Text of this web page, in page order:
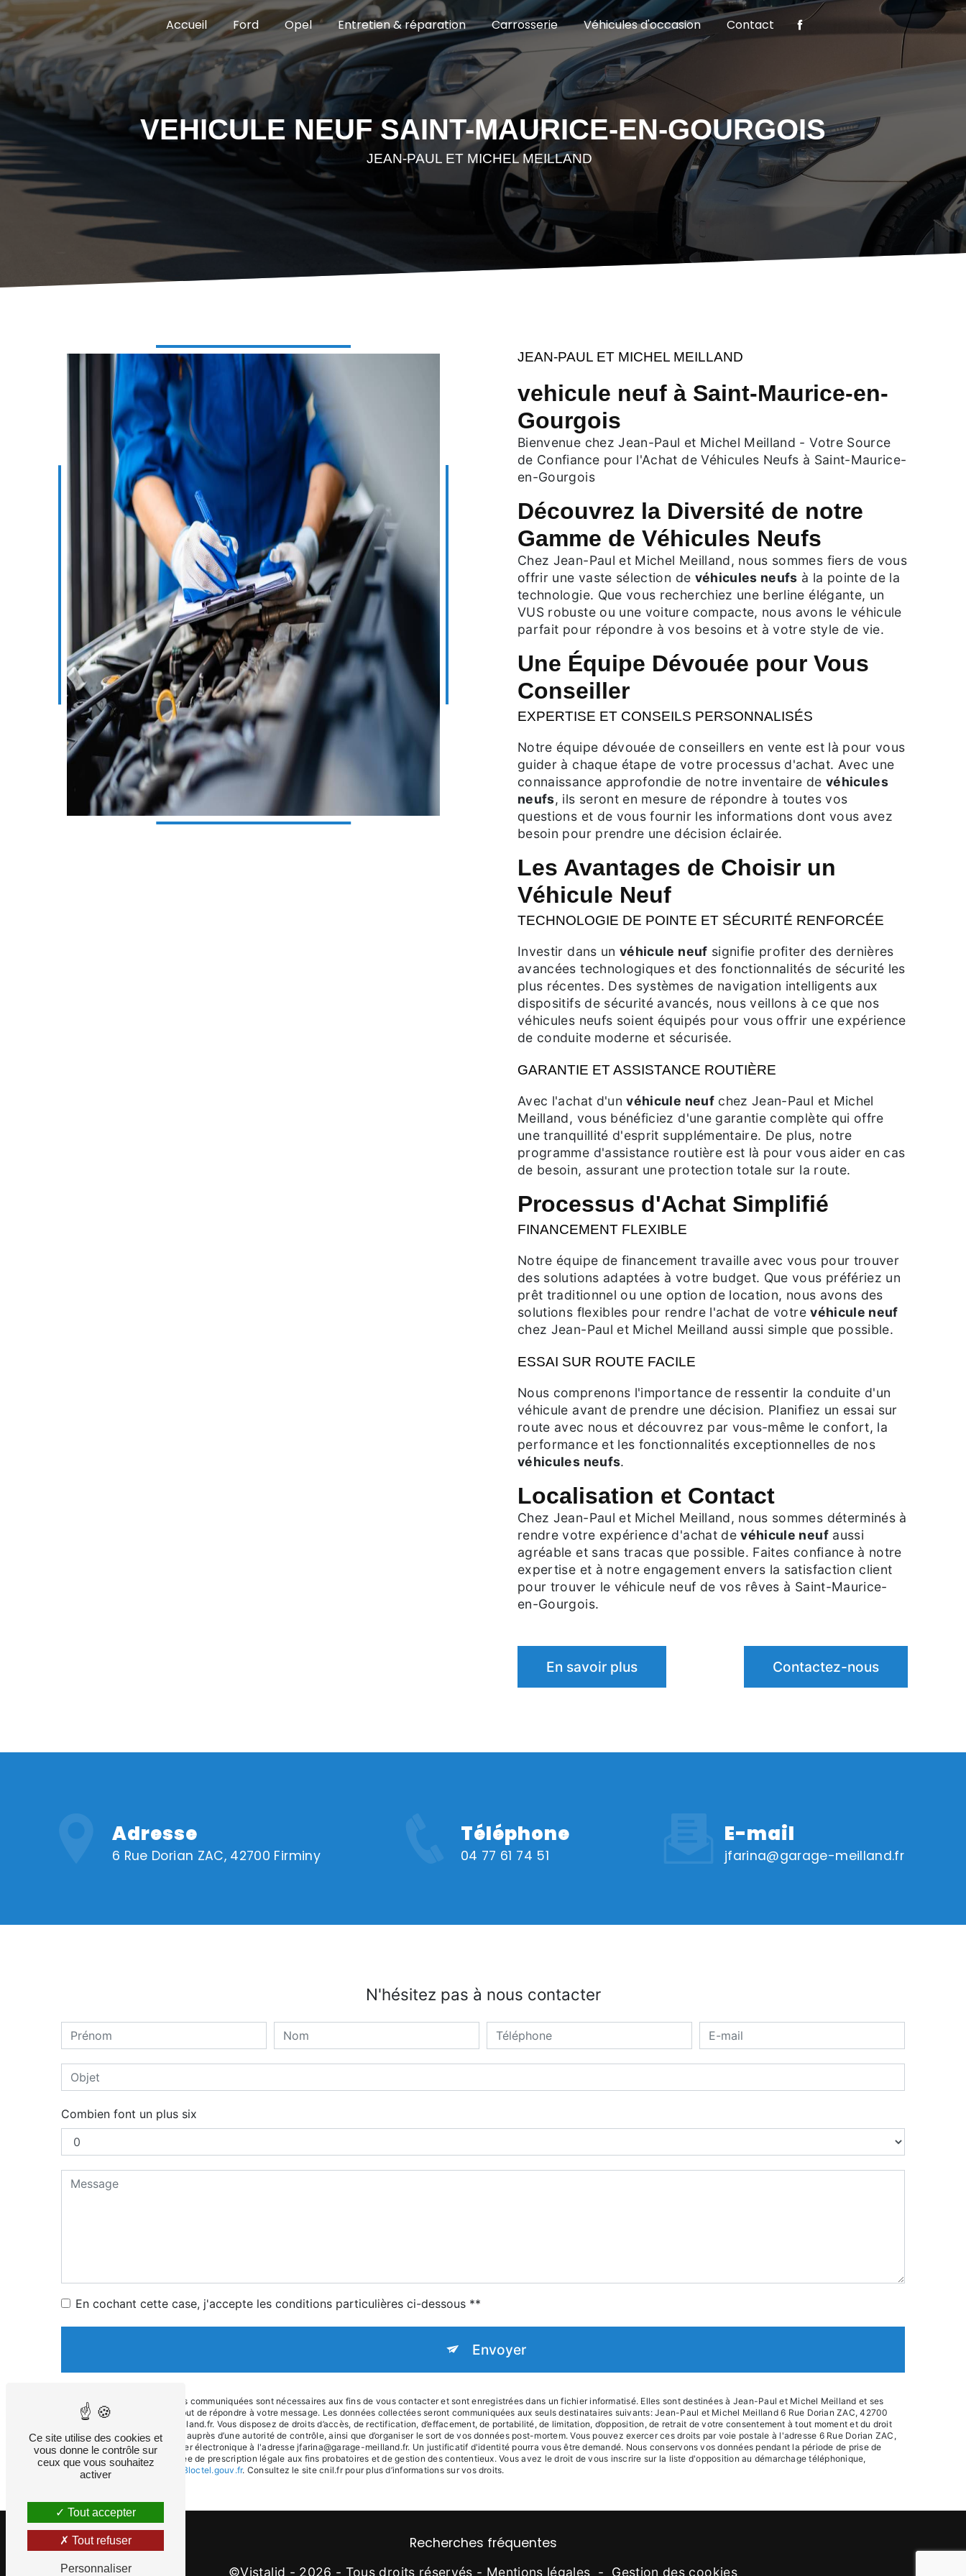
Accueil Ford Opel Entretien & réparation Carrosserie Véhicules d'occasion Contact
VEHICULE NEUF SAINT-MAURICE-EN-GOURGOIS
JEAN-PAUL ET MICHEL MEILLAND
JEAN-PAUL ET MICHEL MEILLAND
vehicule neuf à Saint-Maurice-en-
Gourgois
Bienvenue chez Jean-Paul et Michel Meilland - Votre Source
de Confiance pour l'Achat de Véhicules Neufs à Saint-Maurice-
en-Gourgois
Découvrez la Diversité de notre
Gamme de Véhicules Neufs
Chez Jean-Paul et Michel Meilland, nous sommes fiers de vous
offrir une vaste sélection de véhicules neufs à la pointe de la
technologie. Que vous recherchiez une berline élégante, un
VUS robuste ou une voiture compacte, nous avons le véhicule
parfait pour répondre à vos besoins et à votre style de vie.
Une Équipe Dévouée pour Vous
Conseiller
EXPERTISE ET CONSEILS PERSONNALISÉS
Notre équipe dévouée de conseillers en vente est là pour vous
guider à chaque étape de votre processus d'achat. Avec une
connaissance approfondie de notre inventaire de véhicules
neufs, ils seront en mesure de répondre à toutes vos
questions et de vous fournir les informations dont vous avez
besoin pour prendre une décision éclairée.
Les Avantages de Choisir un
Véhicule Neuf
TECHNOLOGIE DE POINTE ET SÉCURITÉ RENFORCÉE
Investir dans un véhicule neuf signifie profiter des dernières
avancées technologiques et des fonctionnalités de sécurité les
plus récentes. Des systèmes de navigation intelligents aux
dispositifs de sécurité avancés, nous veillons à ce que nos
véhicules neufs soient équipés pour vous offrir une expérience
de conduite moderne et sécurisée.
GARANTIE ET ASSISTANCE ROUTIÈRE
Avec l'achat d'unvéhicule neufchez Jean-Paul et Michel
Meilland, vous bénéficiez d'une garantie complète qui offre
une tranquillité d'esprit supplémentaire. De plus, notre
programme d'assistance routière est là pour vous aider en cas
de besoin, assurant une protection totale sur la route.
Processus d'Achat Simplifié
FINANCEMENT FLEXIBLE
Notre équipe de financement travaille avec vous pour trouver
des solutions adaptées à votre budget. Que vous préfériez un
prêt traditionnel ou une option de location, nous avons des
solutions flexibles pour rendre l'achat de votrevéhicule neuf
chez Jean-Paul et Michel Meilland aussi simple que possible.
ESSAI SUR ROUTE FACILE
Nous comprenons l'importance de ressentir la conduite d'un
véhicule avant de prendre une décision. Planifiez un essai sur
route avec nous et découvrez par vous-même le confort, la
performance et les fonctionnalités exceptionnelles de nos
véhicules neufs.
Localisation et Contact
Chez Jean-Paul et Michel Meilland, nous sommes déterminés à
rendre votre expérience d'achat devéhicule neufaussi
agréable et sans tracas que possible. Faites confiance à notre
expertise et à notre engagement envers la satisfaction client
pour trouver le véhicule neuf de vos rêves à Saint-Maurice-
en-Gourgois.
En savoir plus Contactez-nous
Adresse
6 Rue Dorian ZAC, 42700 Firminy
Téléphone
04 77 61 74 51
E-mail
jfarina@garage-meilland.fr
N'hésitez pas à nous contacter
Combien font un plus six
En cochant cette case, j'accepte les conditions particulières ci-dessous **
Envoyer
** Les données personnelles communiquées sont nécessaires aux fins de vous contacter et sont enregistrées dans un fichier informatisé. Elles sont destinées à Jean-Paul et Michel Meilland et ses
sous-traitants dans le seul but de répondre à votre message. Les données collectées seront communiquées aux seuls destinataires suivants: Jean-Paul et Michel Meilland 6 Rue Dorian ZAC, 42700
Firminy jfarina@garage-meilland.fr. Vous disposez de droits d’accès, de rectification, d’effacement, de portabilité, de limitation, d’opposition, de retrait de votre consentement à tout moment et du droit
d’introduire une réclamation auprès d’une autorité de contrôle, ainsi que d’organiser le sort de vos données post-mortem. Vous pouvez exercer ces droits par voie postale à l'adresse 6 Rue Dorian ZAC,
42700 Firminy ou par courrier électronique à l'adresse jfarina@garage-meilland.fr. Un justificatif d'identité pourra vous être demandé. Nous conservons vos données pendant la période de prise de
contact puis pendant la durée de prescription légale aux fins probatoires et de gestion des contentieux. Vous avez le droit de vous inscrire sur la liste d'opposition au démarchage téléphonique,
disponible à cette adresse:
Bloctel.gouv.fr. Consultez le site cnil.fr pour plus d’informations sur vos droits.
Recherches fréquentes
©Vistalid - 2026 - Tous droits réservés - Mentions légales - Gestion des cookies
Panneau de gestion des cookies
Ce site utilise des cookies et
vous donne le contrôle sur
ceux que vous souhaitez
activer
Tout accepter
Tout refuser
Personnaliser